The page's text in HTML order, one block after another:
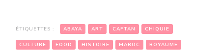
ÉTIQUETTES : ABAYA ART CAFTAN CHIQUIE
CULTURE FOOD HISTOIRE MAROC ROYAUME